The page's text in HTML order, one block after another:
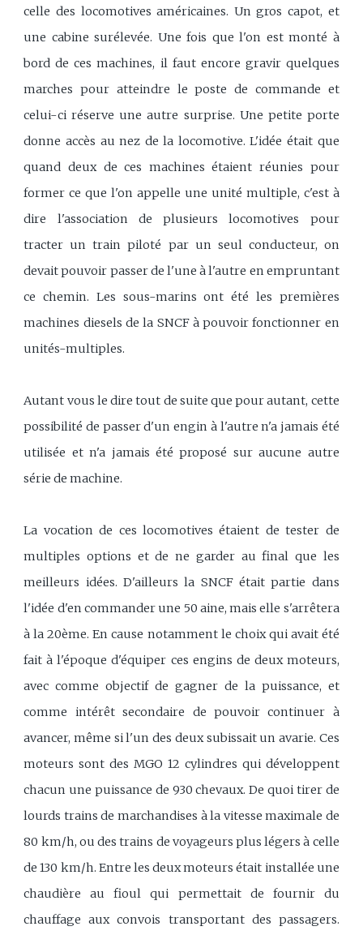
celle des locomotives américaines. Un gros capot, et
une cabine surélevée. Une fois que l'on est monté à
bord de ces machines, il faut encore gravir quelques
marches pour atteindre le poste de commande et
celui-ci réserve une autre surprise. Une petite porte
donne accès au nez de la locomotive. L'idée était que
quand deux de ces machines étaient réunies pour
former ce que l'on appelle une unité multiple, c'est à
dire l'association de plusieurs locomotives pour
tracter un train piloté par un seul conducteur, on
devait pouvoir passer de l'une à l'autre en empruntant
ce chemin. Les sous-marins ont été les premières
machines diesels de la SNCF à pouvoir fonctionner en
unités-multiples.
Autant vous le dire tout de suite que pour autant, cette
possibilité de passer d'un engin à l'autre n'a jamais été
utilisée et n'a jamais été proposé sur aucune autre
série de machine.
La vocation de ces locomotives étaient de tester de
multiples options et de ne garder au final que les
meilleurs idées. D'ailleurs la SNCF était partie dans
l'idée d'en commander une 50 aine, mais elle s'arrêtera
à la 20ème. En cause notamment le choix qui avait été
fait à l'époque d'équiper ces engins de deux moteurs,
avec comme objectif de gagner de la puissance, et
comme intérêt secondaire de pouvoir continuer à
avancer, même si l'un des deux subissait un avarie. Ces
moteurs sont des MGO 12 cylindres qui développent
chacun une puissance de 930 chevaux. De quoi tirer de
lourds trains de marchandises à la vitesse maximale de
80 km/h, ou des trains de voyageurs plus légers à celle
de 130 km/h. Entre les deux moteurs était installée une
chaudière au fioul qui permettait de fournir du
chauffage aux convois transportant des passagers.